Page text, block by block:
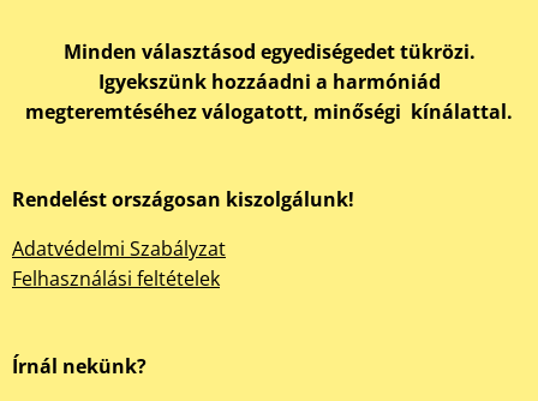
Minden választásod egyediségedet tükrözi.
Igyekszünk hozzáadni a harmóniád
megteremtéséhez válogatott, minőségi kínálattal.
Rendelést országosan kiszolgálunk!
Adatvédelmi Szabályzat
Felhasználási feltételek
Írnál nekünk?